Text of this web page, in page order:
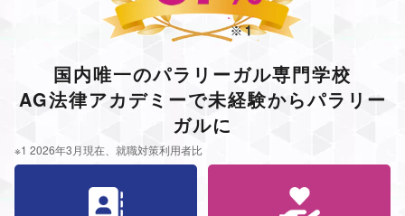
※1 2026年3月現在、就職対策利用者比
国内唯一のパラリーガル専門学校
AG法律アカデミーで未経験からパラリー
ガルに